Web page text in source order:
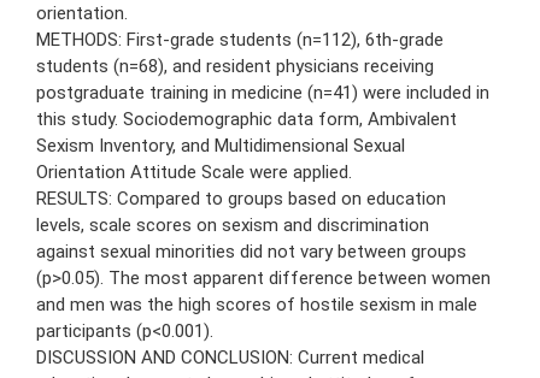
orientation.
METHODS: First-grade students (n=112), 6th-grade
students (n=68), and resident physicians receiving
postgraduate training in medicine (n=41) were included in
this study. Sociodemographic data form, Ambivalent
Sexism Inventory, and Multidimensional Sexual
Orientation Attitude Scale were applied.
RESULTS: Compared to groups based on education
levels, scale scores on sexism and discrimination
against sexual minorities did not vary between groups
(p>0.05). The most apparent difference between women
and men was the high scores of hostile sexism in male
participants (p<0.001).
DISCUSSION AND CONCLUSION: Current medical